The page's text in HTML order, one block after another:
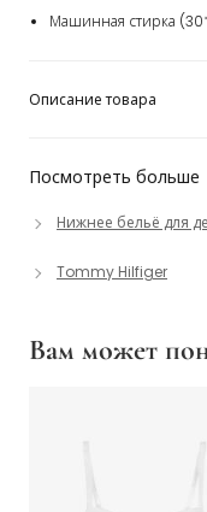
Посмотреть больше
Нижнее бельё для
Tommy Hilfiger
Машинная стирка
Описание товара
Вам может